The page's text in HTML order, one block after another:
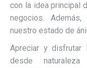
con la idea principal
negocios.
nuestro estado de
Apreciar y disfrutar
desde